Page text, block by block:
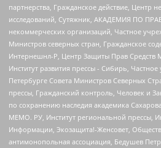
партнерства, Гражданское действие, Центр
исследований, Сутяжник, АКАДЕМИЯ ПО
некоммерческих организаций, Частное
Министров северных стран, Гражданское
Интернешнл-Р, Центр Защиты Прав Средств
Институт развития прессы - Сибирь,
Петербурге Совета Министров Северных
прессы, Гражданский контроль, Человек и
по сохранению наследия академика
МЕМО. РУ, Институт региональной прессы,
Информации, Экозащита!-Женсовет,
антимонопольная ассоциация, Бедушев